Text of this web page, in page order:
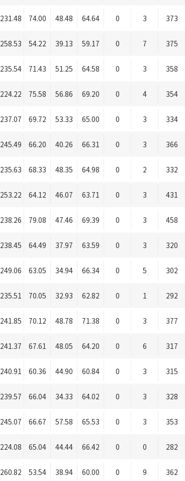
231.48 74.00 48.48 64.64 0 3 373
258.53 54.22 39.13 59.17 0 7 375
235.54 71.43 51.25 64.58 0 3 358
224.22 75.58 56.86 69.20 0 4 354
237.07 69.72 53.33 65.00 0 3 334
245.49 66.20 40.26 66.31 0 3 366
235.63 68.33 48.35 64.98 0 2 332
253.22 64.12 46.07 63.71 0 3 431
238.26 79.08 47.46 69.39 0 3 458
238.45 64.49 37.97 63.59 0 3 320
249.06 63.05 34.94 66.34 0 5 302
235.51 70.05 32.93 62.82 0 1 292
241.85 70.12 48.78 71.38 0 3 377
241.37 67.61 48.05 64.20 0 6 317
240.91 60.36 44.90 60.84 0 3 315
239.57 66.04 34.33 64.02 0 3 328
245.07 66.67 57.58 65.53 0 3 353
224.08 65.04 44.44 66.42 0 0 282
260.82 53.54 38.94 60.00 0 9 362